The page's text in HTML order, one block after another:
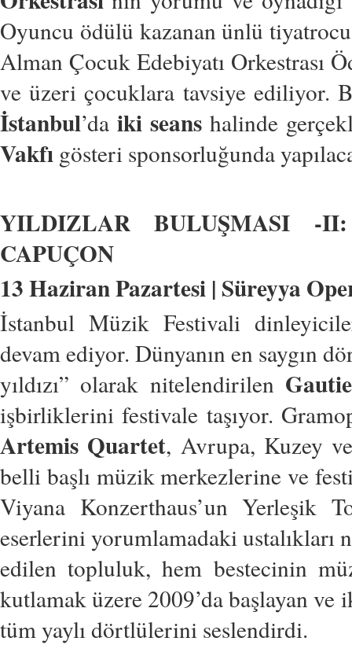
Oyuncu ödülü kazanan ünlü
Alman Çocuk Edebiyatı Orkestrası
ve üzeri çocuklara tavsiye ediliyor.
İstanbul’da iki seans halinde
Vakfı gösteri sponsorluğunda
YILDIZLAR BULUŞMASI -
CAPUÇON
13 Haziran Pazartesi | Süreyya
İstanbul Müzik Festivali
devam ediyor. Dünyanın en saygın
yıldızı” olarak nitelendirilen
işbirliklerini festivale taşıyor.
Artemis Quartet, Avrupa, Kuzey
belli başlı müzik merkezlerine ve
Viyana Konzerthaus’un Yerleşik
eserlerini yorumlamadaki
edilen topluluk, hem bestecinin
kutlamak üzere 2009’da başlayan ve
tüm yaylı dörtlülerini seslendirdi.